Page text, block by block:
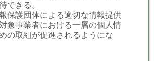
できる。
保護団体による適切な情報提供
象事業者における一層の個人情
の取組が促進されるようにな